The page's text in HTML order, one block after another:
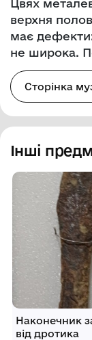
Цвях
верхня
має
не широка.
Сторінка
Інші
Наконечник
від дротика